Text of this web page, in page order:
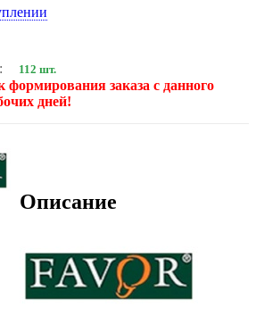
112 шт.
заказа с данного
дней!
Описание